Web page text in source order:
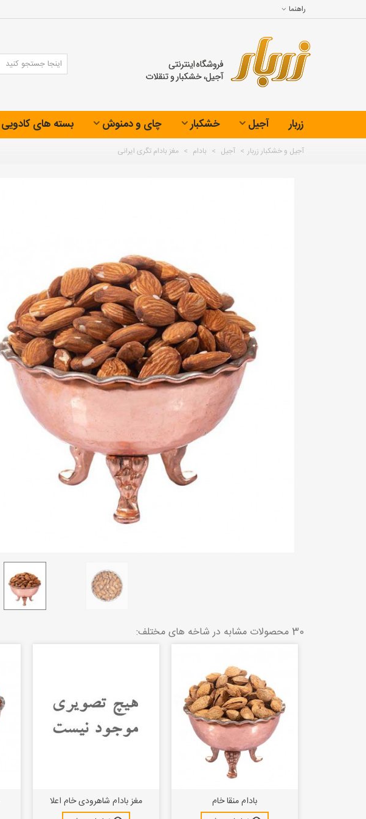
راهنما
زربار آجیل خشکبار چای و دمنوش بسته های کادویی
آجیل و خشکبار زربار > آجیل > بادام > مغز بادام تگری ایرانی
30 محصولات مشابه در شاخه های مختلف:
مغز بادام شاهرودی خام اعلا
بادام منقا خام